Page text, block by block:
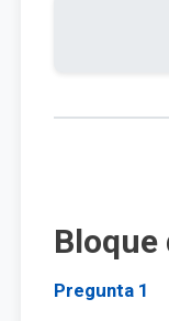
Bloque
Pregunta 1